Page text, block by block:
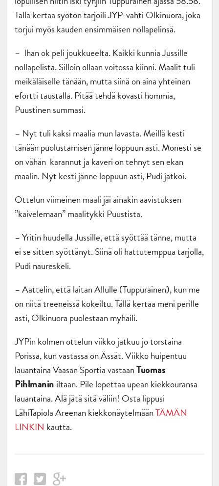
Tällä kertaa syötön tarjoili JYP-vahti Olkinuora, joka
torjui myös kauden ensimmäisen nollapelinsä.
– Ihan ok peli joukkueelta. Kaikki kunnia Jussille
nollapelistä. Silloin ollaan voitossa kiinni. Maalit tuli
meikäläiselle tänään, mutta siinä on aina yhteinen
efortti taustalla. Pitää tehdä kovasti hommia,
Puustinen summasi.
– Nyt tuli kaksi maalia mun lavasta. Meillä kesti
tänään puolustamisen jänne loppuun asti. Monesti se
on vähän karannut ja kaveri on tehnyt sen ekan
maalin. Nyt kesti jänne loppuun asti, Pudi jatkoi.
Ottelun viimeinen maali jäi ainakin aavistuksen
”kaivelemaan” maalitykki Puustista.
– Yritin huudella Jussille, että syöttää tänne, mutta
ei se sitten syöttänyt. Siinä oli hattutemppua tarjolla,
Pudi naureskeli.
– Aattelin, että laitan Allulle (Tuppurainen), kun me
on niitä treeneissä kokeiltu. Tällä kertaa meni perille
asti, Olkinuora puolestaan myhäili.
JYPin kolmen ottelun viikko jatkuu jo torstaina
Porissa, kun vastassa on Ässät. Viikko huipentuu
lauantaina Vaasan Sportia vastaanTuomas
Pihlmanin iltaan. Pile lopettaa upean kiekkouransa
lauantaina. Älä jätä sitä väliin! Osta lippusi
LähiTapiola Areenan kiekkonäytelmäänTÄMÄN
LINKIN kautta.